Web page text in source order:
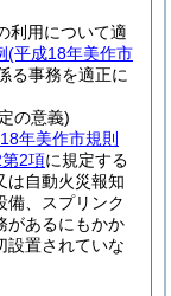
利用について適
(平成18年美作市
る事務を適正に
の意義)
年美作市規則
2項に規定する
は自動火災報知
備、スプリンク
があるにもかか
設置されていな